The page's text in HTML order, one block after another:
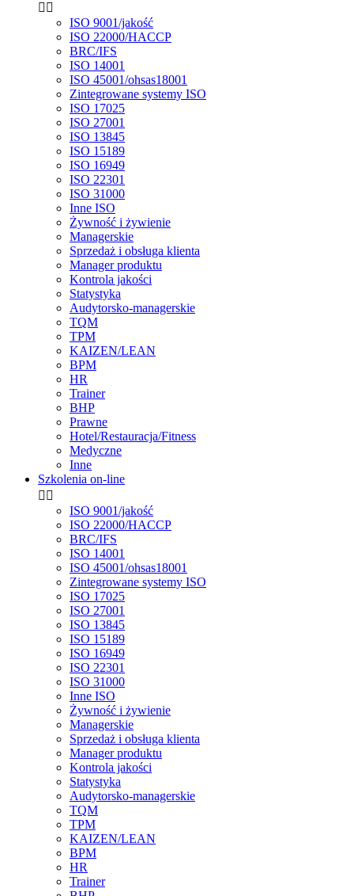
 
ISO 9001/jakość
ISO 22000/HACCP
BRC/IFS
ISO 14001
ISO 45001/ohsas18001
Zintegrowane systemy ISO
ISO 17025
ISO 27001
ISO 13845
ISO 15189
ISO 16949
ISO 22301
ISO 31000
Inne ISO
Żywność i żywienie
Managerskie
Sprzedaż i obsługa klienta
Manager produktu
Kontrola jakości
Statystyka
Audytorsko-managerskie
TQM
TPM
KAIZEN/LEAN
BPM
HR
Trainer
BHP
Prawne
Hotel/Restauracja/Fitness
Medyczne
Inne
Szkolenia on-line
 
ISO 9001/jakość
ISO 22000/HACCP
BRC/IFS
ISO 14001
ISO 45001/ohsas18001
Zintegrowane systemy ISO
ISO 17025
ISO 27001
ISO 13845
ISO 15189
ISO 16949
ISO 22301
ISO 31000
Inne ISO
Żywność i żywienie
Managerskie
Sprzedaż i obsługa klienta
Manager produktu
Kontrola jakości
Statystyka
Audytorsko-managerskie
TQM
TPM
KAIZEN/LEAN
BPM
HR
Trainer